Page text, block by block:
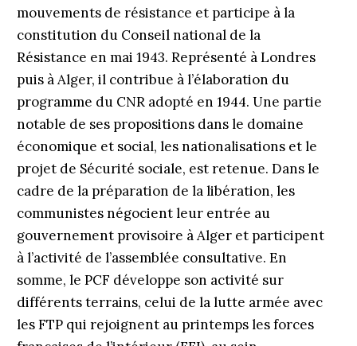
mouvements de résistance et participe à la
constitution du Conseil national de la
Résistance en mai 1943. Représenté à Londres
puis à Alger, il contribue à l’élaboration du
programme du CNR adopté en 1944. Une partie
notable de ses propositions dans le domaine
économique et social, les nationalisations et le
projet de Sécurité sociale, est retenue. Dans le
cadre de la préparation de la libération, les
communistes négocient leur entrée au
gouvernement provisoire à Alger et participent
à l’activité de l’assemblée consultative. En
somme, le PCF développe son activité sur
différents terrains, celui de la lutte armée avec
les FTP qui rejoignent au printemps les forces